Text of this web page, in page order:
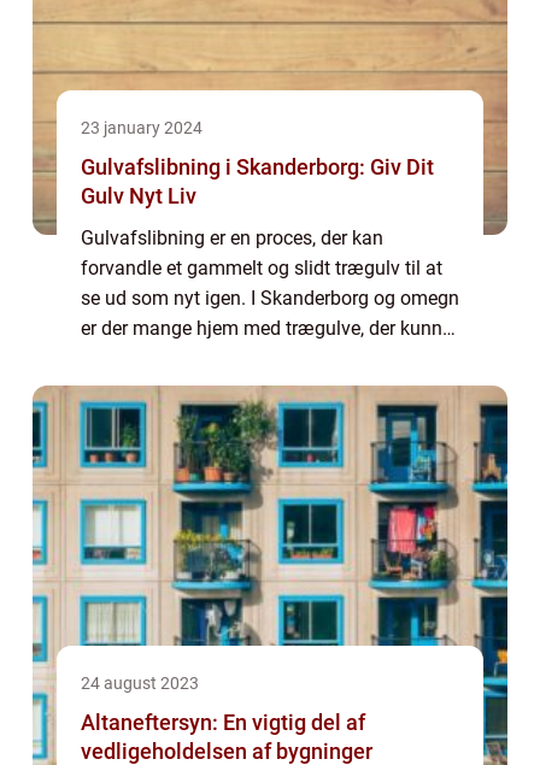
23 january 2024
Gulvafslibning i Skanderborg: Giv Dit
Gulv Nyt Liv
Gulvafslibning er en proces, der kan
forvandle et gammelt og slidt trægulv til at
se ud som nyt igen. I Skanderborg og omegn
er der mange hjem med trægulve, der kunne
Det er ikke kun en æ...
24 august 2023
Altaneftersyn: En vigtig del af
vedligeholdelsen af bygninger